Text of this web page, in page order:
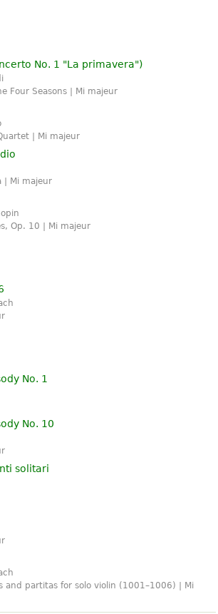
No. 1 "La primavera")
Four Seasons | Mi majeur
| Mi majeur
| Mi majeur
Op. 10 | Mi majeur
No. 1
No. 10
solitari
and partitas for solo violin (1001–1006) | Mi